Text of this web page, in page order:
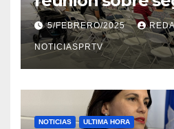
Reparto
5/FEBRERO/2025
NOTICIASPRTV
NOTICIAS ULTIMA HORA